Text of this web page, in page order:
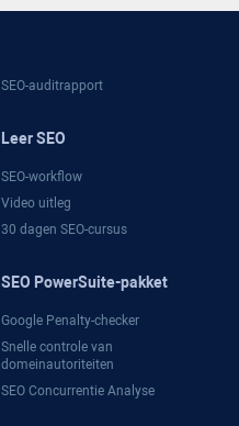
SEO-auditrapport
Leer SEO
SEO-workflow
Video uitleg
30 dagen SEO-cursus
SEO PowerSuite-pakket
Google Penalty-checker
Snelle controle van
domeinautoriteiten
SEO Concurrentie Analyse